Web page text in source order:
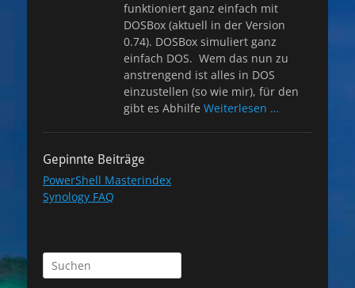
funktioniert ganz einfach mit
DOSBox (aktuell in der Version
0.74). DOSBox simuliert ganz
einfach DOS. Wem das nun zu
anstrengend ist alles in DOS
einzustellen (so wie mir), für den
gibt es Abhilfe Weiterlesen …
Gepinnte Beiträge
PowerShell Masterindex
Synology FAQ
Suchen
nach: